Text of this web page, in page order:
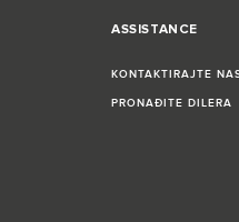
ASSISTANCE
KONTAKTIRAJTE
PRONAĐITE DILERA